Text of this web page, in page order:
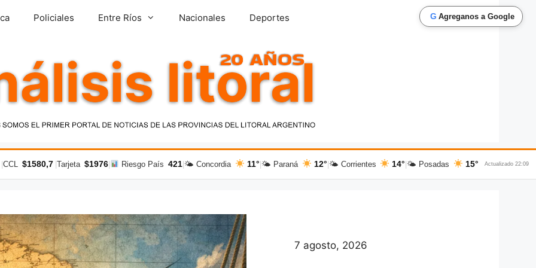
G Agreganos a Google
Policiales Entre Ríos Nacionales Deportes
CCL $1580,7 Tarjeta $1976| Riesgo País 421| 🌤 Concordia 11° 🌤 Paraná 12° 🌤 Corrientes 14° 🌤 Posadas 15° Actualizado 22:09
7 agosto, 2026